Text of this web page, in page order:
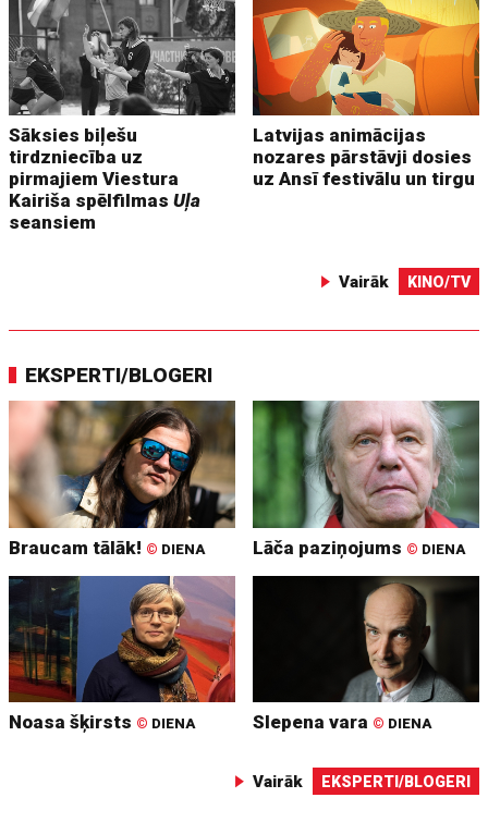
Sāksies biļešu
tirdzniecība uz
pirmajiem Viestura
Kairiša spēlfilmasUļa
seansiem
Latvijas animācijas
nozares pārstāvji dosies
uz Ansī festivālu un tirgu
Vairāk KINO/TV
EKSPERTI/BLOGERI
Braucam tālāk! © DIENA Lāča paziņojums © DIENA
Noasa šķirsts © DIENA Slepena vara © DIENA
Vairāk EKSPERTI/BLOGERI